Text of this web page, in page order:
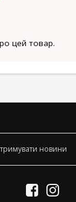
цей товар.